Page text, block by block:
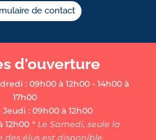
de contact
d'ouverture
: 09h00 à 12h00 - 14h00 à
17h00
: 09h00 à 12h00
12h00* Le Samedi, seule la
des élus est disponible